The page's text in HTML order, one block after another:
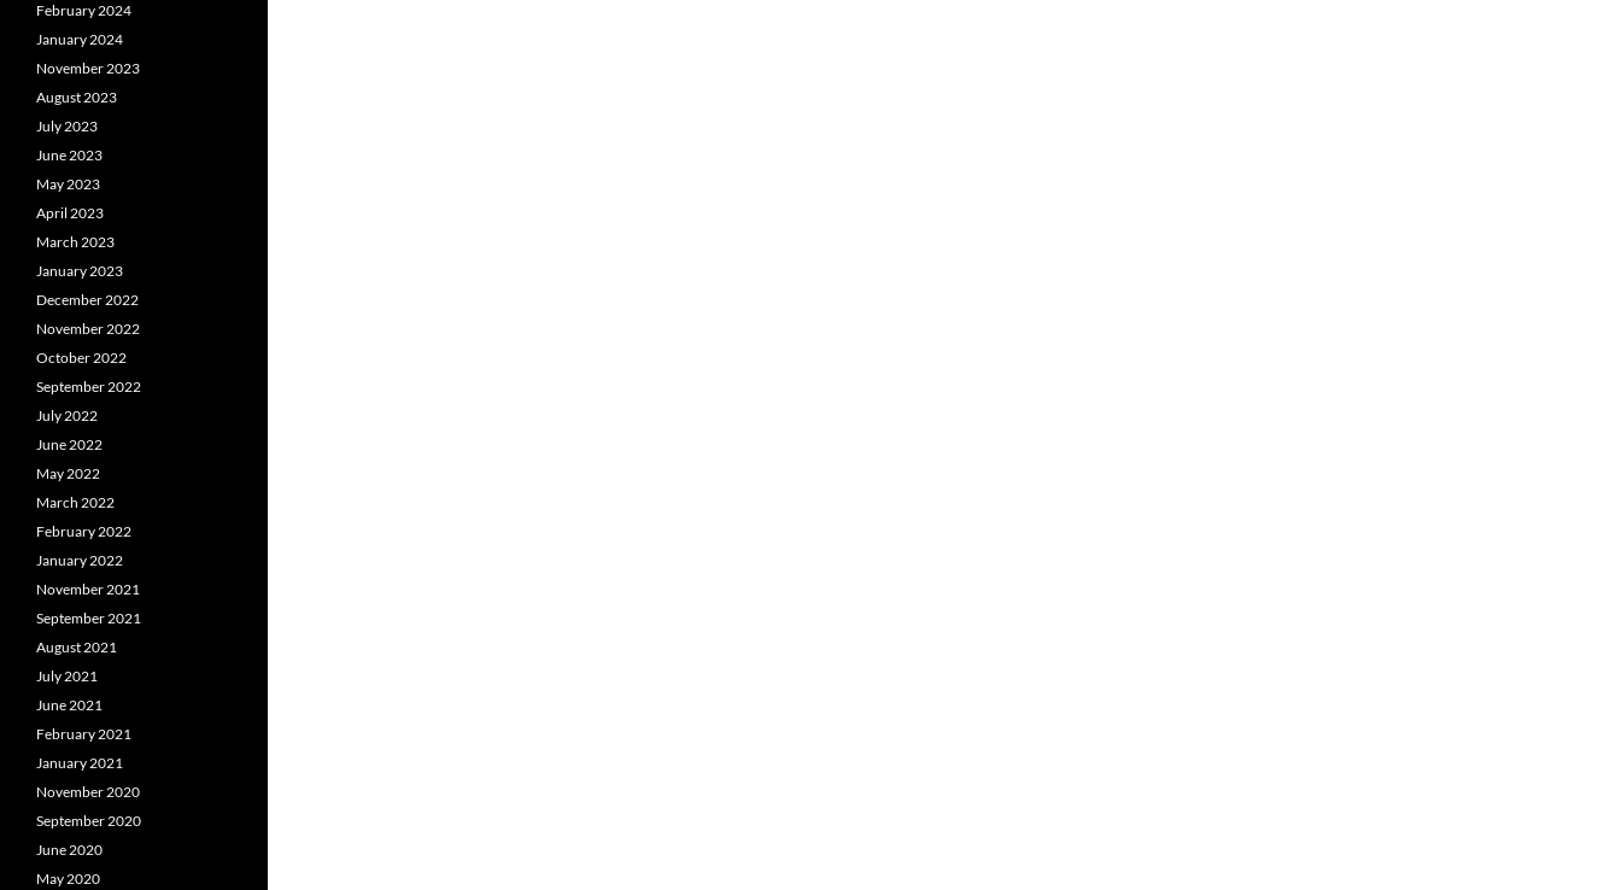
February 2024
January 2024
November 2023
August 2023
July 2023
June 2023
May 2023
April 2023
March 2023
January 2023
December 2022
November 2022
October 2022
September 2022
July 2022
June 2022
May 2022
March 2022
February 2022
January 2022
November 2021
September 2021
August 2021
July 2021
June 2021
February 2021
January 2021
November 2020
September 2020
June 2020
May 2020